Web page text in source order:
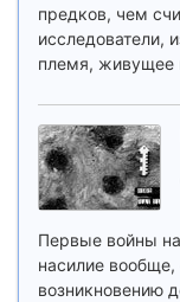
предков, чем
исследователи,
племя, живущее
Первые войны
насилие
возникновению